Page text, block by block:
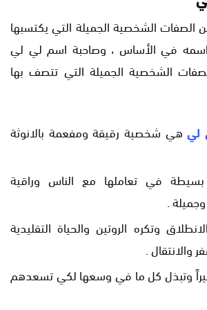
الصفات الشخصية الجميلة التي يكتسبها
في الأساس ، وصاحبة اسم لي لي
الشخصية الجميلة التي تتصف بها
ليهي شخصية رقيقة ومفعمة بالانوثة
في تعاملها مع الناس وراقية
.
وتكره الروتين والحياة التقليدية
والانتقال .
وتبذل كل ما في وسعها لكي تسعدهم